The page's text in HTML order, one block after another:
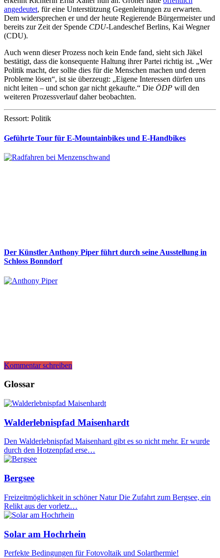
angedeutet, für eine Unterstützung Gegenleitungen zu erwarten.
Dem widersprechen er und der heute Regierende Bürgermeister und
bereits zur Zeit der Spende CDU-Landeschef Berlins, Kai Wegner
(CDU).
Auch wenn dieser Prozess noch kein Ende fand, sieht sich Jäkel
bestätigt, dass die konsequente Haltung ihrer Partei richtig ist. „Wer
Politik macht, der sollte dies für die Menschen machen und deren
Probleme lösen“, ist sie überzeugt: „Eigene Interessen dürfen uns
nicht leiten – und schon gar nicht gekaufte.“ Die ÖDP will den
weiteren Prozessverlauf daher beobachten.
Ressort: Politik
Geführte Tour für E-Mountainbikes und E-Handbikes
Der Künstler Anthony Piper führt durch seine Ausstellung in
Schloss Bonndorf
Kommentar schreiben
Glossar
Walderlebnispfad Maisenhardt
Den Walderlebnispfad Maisenhard gibt es so nicht mehr. Er wurde
durch den Hotzenpfad erse…
Bergsee
Freizeitmöglichkeit in schöner Natur Die Zufahrt zum Bergsee, ein
Relikt aus der vorletz…
Solar am Hochrhein
Perfekte Bedingungen für Fotovoltaik und Solarthermie!